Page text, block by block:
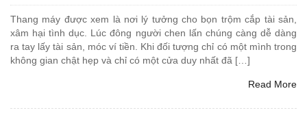
Thang máy được xem là nơi lý tưởng cho bọn trộm cắp tài sản,
xâm hại tình dục. Lúc đông người chen lấn chúng càng dễ dàng
ra tay lấy tài sản, móc ví tiền. Khi đối tượng chỉ có một mình trong
không gian chật hẹp và chỉ có một cửa duy nhất đã […]
Read More